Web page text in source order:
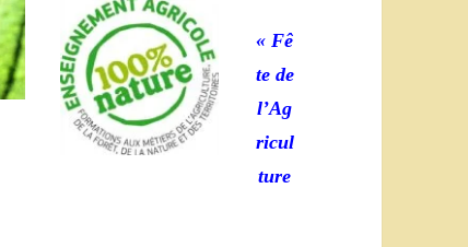
« Fê
te de
l’Ag
ricul
ture